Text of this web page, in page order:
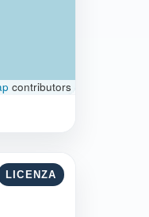
contributors
LICENZA